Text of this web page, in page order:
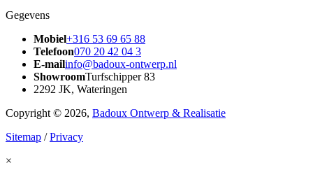
Gegevens
Mobiel+316 53 69 65 88
Telefoon070 20 42 04 3
E-mailinfo@badoux-ontwerp.nl
ShowroomTurfschipper 83
2292 JK, Wateringen
Copyright © 2026, Badoux Ontwerp & Realisatie
Sitemap /Privacy
×